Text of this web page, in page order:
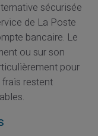
sécurisée
de La Poste
bancaire. Le
ou sur son
pour
restent